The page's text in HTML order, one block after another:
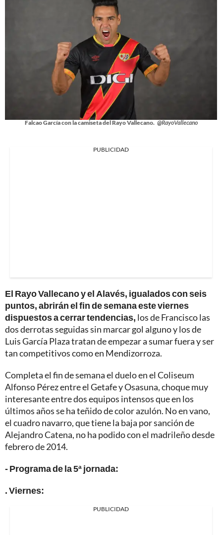
Falcao García con la camiseta del Rayo Vallecano. @RayoVallecano
PUBLICIDAD
El Rayo Vallecano y el Alavés, igualados con seis
puntos, abrirán el fin de semana este viernes
dispuestos a cerrar tendencias, los de Francisco las
dos derrotas seguidas sin marcar gol alguno y los de
Luis García Plaza tratan de empezar a sumar fuera y ser
tan competitivos como en Mendizorroza.
Completa el fin de semana el duelo en el Coliseum
Alfonso Pérez entre el Getafe y Osasuna, choque muy
interesante entre dos equipos intensos que en los
últimos años se ha teñido de color azulón. No en vano,
el cuadro navarro, que tiene la baja por sanción de
Alejandro Catena, no ha podido con el madrileño desde
febrero de 2014.
- Programa de la 5ª jornada:
. Viernes:
PUBLICIDAD